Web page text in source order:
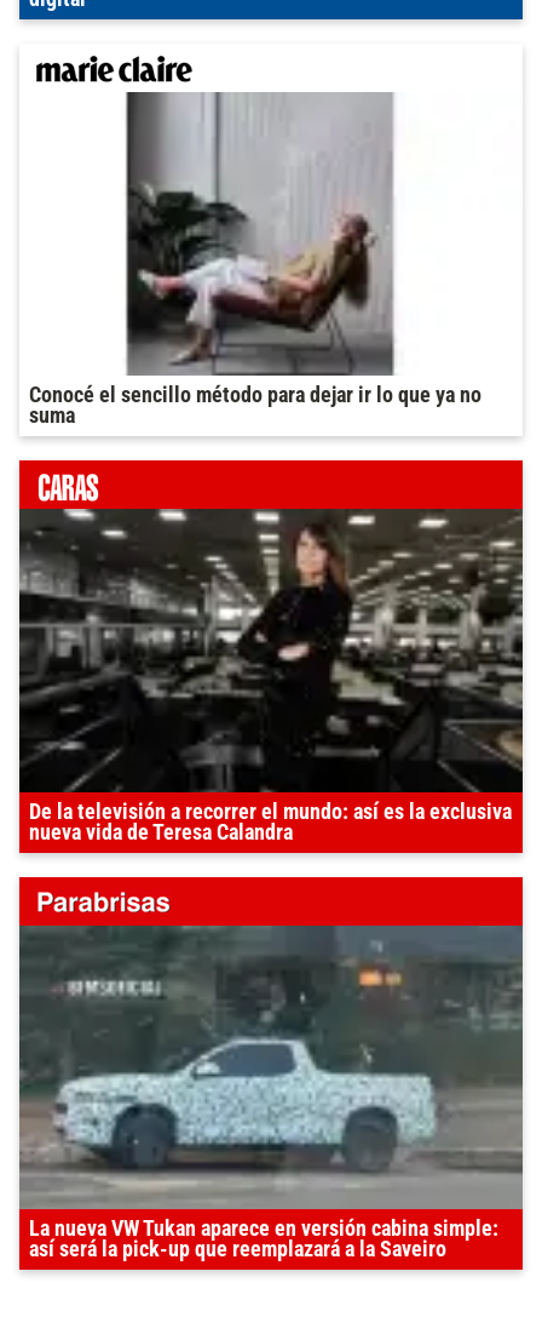
Conocé el sencillo método para dejar ir lo que ya no
suma
De la televisión a recorrer el mundo: así es la exclusiva
nueva vida de Teresa Calandra
La nueva VW Tukan aparece en versión cabina simple:
así será la pick-up que reemplazará a la Saveiro